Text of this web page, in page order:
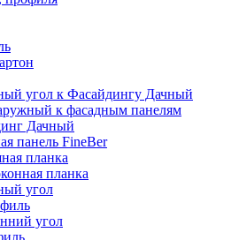
угол к Фасайдингу Дачный
к фасадным панелям
Дачный
панель FineBer
планка
планка
угол
угол